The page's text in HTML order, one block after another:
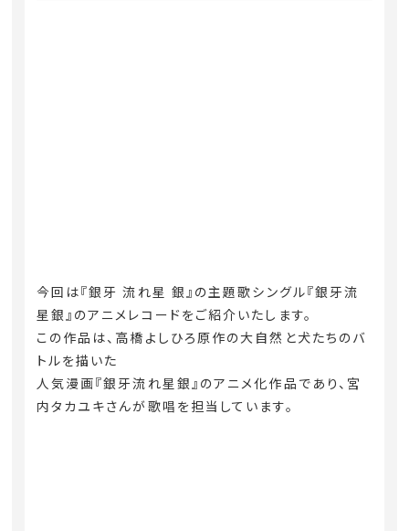
今回は『銀牙 流れ星 銀』の主題歌シングル『銀牙流
星銀』のアニメレコードをご紹介いたします。
この作品は、高橋よしひろ原作の大自然と犬たちのバ
トルを描いた
人気漫画『銀牙流れ星銀』のアニメ化作品であり、宮
内タカユキさんが歌唱を担当しています。